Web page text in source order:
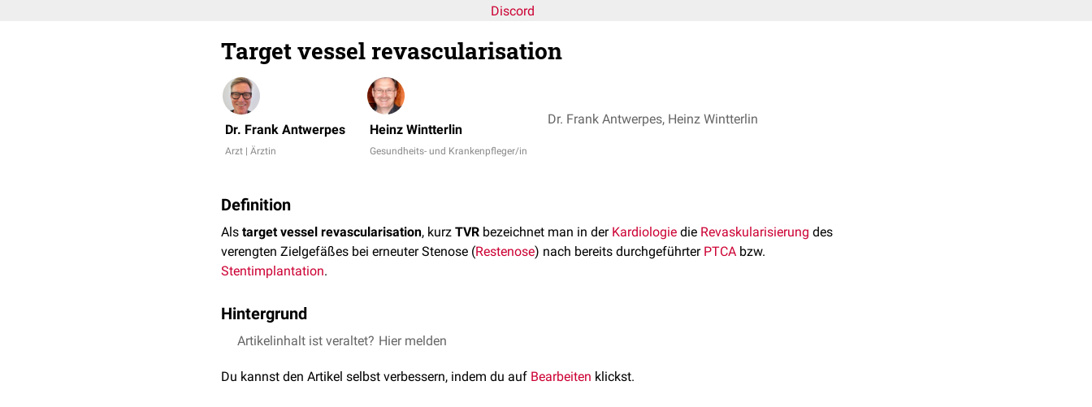
Discord
Target vessel revascularisation
Dr. Frank Antwerpes
Arzt | Ärztin
Heinz Wintterlin
Gesundheits- und Krankenpfleger/in
Dr. Frank Antwerpes, Heinz Wintterlin
Definition
Als target vessel revascularisation, kurz TVR bezeichnet man in der Kardiologie die Revaskularisierung des
verengten Zielgefäßes bei erneuter Stenose (Restenose) nach bereits durchgeführter PTCA bzw.
Stentimplantation.
Hintergrund
Die TVR-Rate, also die Anzahl der erneut notwendigen Revaskularisationen, ist ein Kriterium für die Qualität der
Artikelinhalt ist veraltet? Hier melden
Du kannst den Artikel selbst verbessern, indem du auf Bearbeiten klickst.